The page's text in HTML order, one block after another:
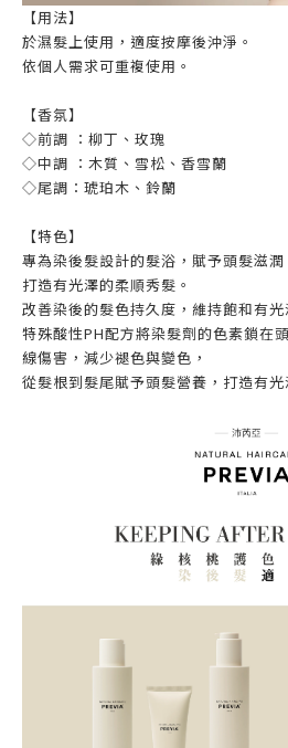
【用法】
於濕髮上使用，適度按摩後沖淨。
依個人需求可重複使用。
【香氛】
◇前調 ：柳丁、玫瑰
◇中調 ：木質、雪松、香雪蘭
◇尾調：琥珀木、鈴蘭
【特色】
專為染後髮設計的髮浴，賦予頭髮滋
打造有光澤的柔順秀髮。
改善染後的髮色持久度，維持飽和有
特殊酸性PH配方將染髮劑的色素鎖在
線傷害，減少褪色與變色，
從髮根到髮尾賦予頭髮營養，打造有光